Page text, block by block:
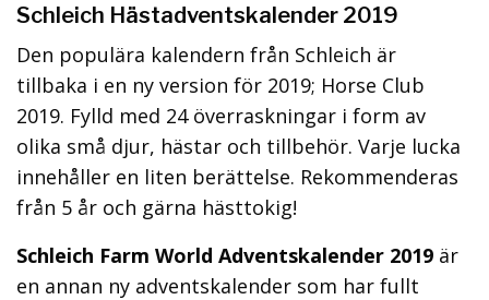
Schleich Hästadventskalender 2019
Den populära kalendern från Schleich är
tillbaka i en ny version för 2019; Horse Club
2019. Fylld med 24 överraskningar i form av
olika små djur, hästar och tillbehör. Varje lucka
innehåller en liten berättelse. Rekommenderas
från 5 år och gärna hästtokig!
Schleich Farm World Adventskalender 2019 är
en annan ny adventskalender som har fullt